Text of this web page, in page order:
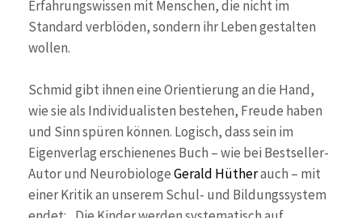
Erfahrungswissen mit Menschen, die nicht im
Standard verblöden, sondern ihr Leben gestalten
wollen.
Schmid gibt ihnen eine Orientierung an die Hand,
wie sie als Individualisten bestehen, Freude haben
und Sinn spüren können. Logisch, dass sein im
Eigenverlag erschienenes Buch – wie bei Bestseller-
Autor und NeurobiologeGerald Hütherauch – mit
einer Kritik an unserem Schul- und Bildungssystem